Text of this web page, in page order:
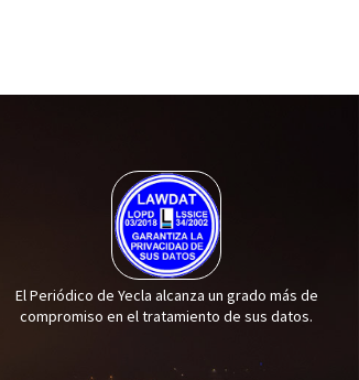
El Periódico de Yecla alcanza un grado más de
compromiso en el tratamiento de sus datos.